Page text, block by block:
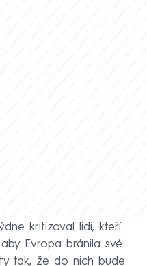
kritizoval lidi, kteří
Evropa bránila své
tak, že do nich bude